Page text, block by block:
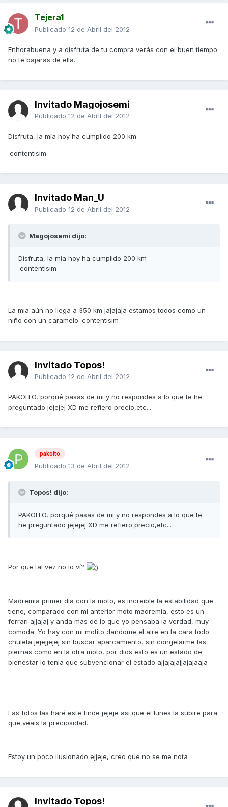
Tejera1
Publicado 12 de Abril del 2012
Enhorabuena y a disfruta de tu compra verás con el buen tiempo
no te bajaras de ella.
Invitado Magojosemi
Publicado 12 de Abril del 2012
Disfruta, la mía hoy ha cumplido 200 km
:contentisim
Invitado Man_U
Publicado 12 de Abril del 2012
Magojosemi dijo:
Disfruta, la mía hoy ha cumplido 200 km
:contentisim
La mia aún no llega a 350 km jajajaja estamos todos como un
niño con un caramelo :contentisim
Invitado Topos!
Publicado 12 de Abril del 2012
PAKOITO, porqué pasas de mi y no respondes a lo que te he
preguntado jejejej XD me refiero precio,etc...
pakoito
Publicado 13 de Abril del 2012
Topos! dijo:
PAKOITO, porqué pasas de mi y no respondes a lo que te
he preguntado jejejej XD me refiero precio,etc...
Por que tal vez no lo ví?
Madremia primer dia con la moto, es increible la estabilidad que
tiene, comparado con mi anterior moto madremia, esto es un
ferrari ajjajaj y anda mas de lo que yo pensaba la verdad, muy
comoda. Yo hay con mi motito dandome el aire en la cara todo
chuleta jejejjejej sin buscar aparcamiento, sin congelarme las
piernas como en la otra moto, por dios esto es un estado de
bienestar lo tenia que subvencionar el estado ajjajajajjajajaaja
Las fotos las haré este finde jejeje asi que el lunes la subire para
que veais la preciosidad.
Estoy un poco ilusionado ejjeje, creo que no se me nota
Invitado Topos!